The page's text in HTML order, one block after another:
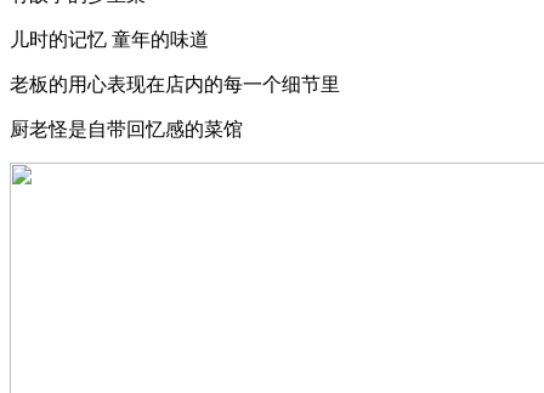
儿时的记忆 童年的味道
老板的用心表现在店内的每一个细节里
厨老怪是自带回忆感的菜馆